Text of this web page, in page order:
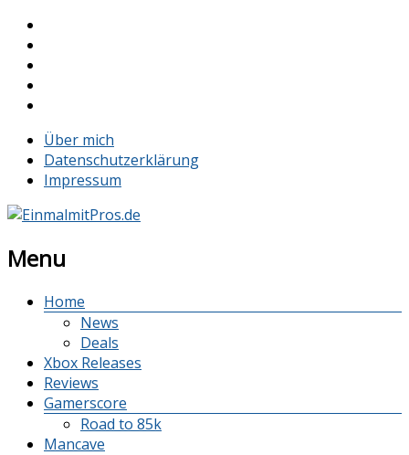
Über mich
Datenschutzerklärung
Impressum
Menu
Home
News
Deals
Xbox Releases
Reviews
Gamerscore
Road to 85k
Mancave